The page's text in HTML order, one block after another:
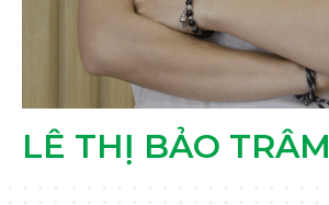
LÊ THỊ BẢO TRÂM